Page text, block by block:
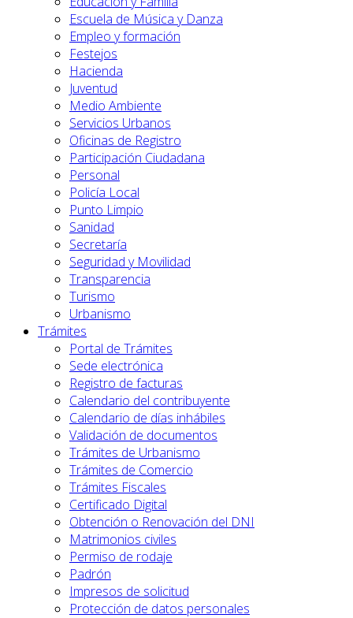
Escuela de Música y Danza
Empleo y formación
Festejos
Hacienda
Juventud
Medio Ambiente
Servicios Urbanos
Oficinas de Registro
Participación Ciudadana
Personal
Policía Local
Punto Limpio
Sanidad
Secretaría
Seguridad y Movilidad
Transparencia
Turismo
Urbanismo
Trámites
Portal de Trámites
Sede electrónica
Registro de facturas
Calendario del contribuyente
Calendario de días inhábiles
Validación de documentos
Trámites de Urbanismo
Trámites de Comercio
Trámites Fiscales
Certificado Digital
Obtención o Renovación del DNI
Matrimonios civiles
Permiso de rodaje
Padrón
Impresos de solicitud
Protección de datos personales